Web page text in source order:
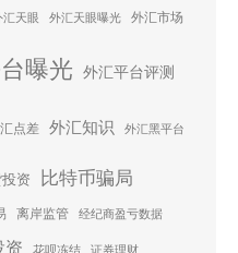
汇天眼 外汇天眼曝光 外汇市场
曝光 外汇平台评测
点差 外汇知识 外汇黑平台
资 比特币骗局
离岸监管 经纪商盈亏数据
资 花呗冻结 证券理财